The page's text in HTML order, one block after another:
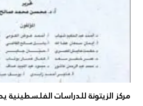
مركز الزيتونة للدراسات الفلسطينية